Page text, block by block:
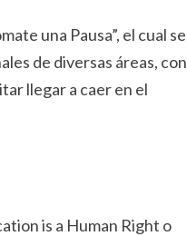
una Pausa”, el cual se
de diversas áreas, con
llegar a caer en el
is a Human Right o